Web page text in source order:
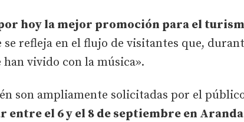
hoy la mejor promoción para el
refleja en el flujo de visitantes que,
vivido con la música».
son ampliamente solicitadas por el
el 6 y el 8 de septiembre en Aranda